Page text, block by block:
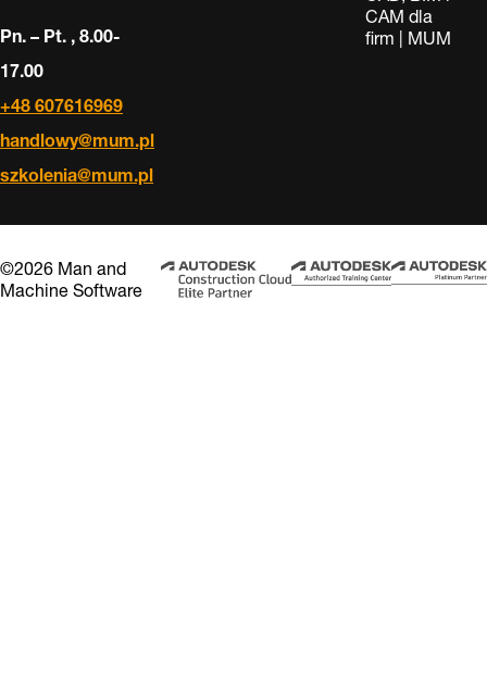
Pn. – Pt. , 8.00-
17.00
+48 607616969
handlowy@mum.pl
szkolenia@mum.pl
CAM dla
firm | MUM
©2026 Man and
Machine Software